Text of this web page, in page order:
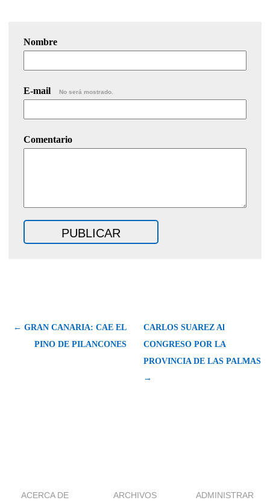
Nombre
E-mail No será mostrado.
Comentario
← GRAN CANARIA: CAE EL
PINO DE PILANCONES
CARLOS SUAREZ Al
CONGRESO POR LA
PROVINCIA DE LAS PALMAS
→
ACERCA DE ARCHIVOS ADMINISTRAR